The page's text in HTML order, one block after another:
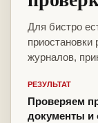
Для бистро
журналов,
РЕЗУЛЬТАТ
Проверяем
документы и